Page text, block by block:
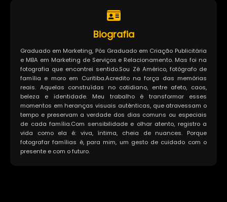
Biografia
Graduado em Marketing, Pós Graduado em Criação Publicitária
e MBA em Marketing de Serviços e Relacionamento. Mas foi na
fotografia que encontrei sentido.Sou Zé Américo, fotógrafo de
família e moro em Curitiba.​Acredito na força das memórias
reais. Aquelas construídas no cotidiano, entre afeto, caos,
beleza e identidade. Meu trabalho é transformar esses
momentos em heranças visuais autênticas, que atravessam o
tempo e preservam a verdade dos dias comuns ou especiais
de cada família.Com sensibilidade e olhar atento, registro a
vida como ela é: viva, íntima, cheia de nuances. Porque
fotografar famílias é, para mim, um gesto de cuidado com o
presente e com o futuro.